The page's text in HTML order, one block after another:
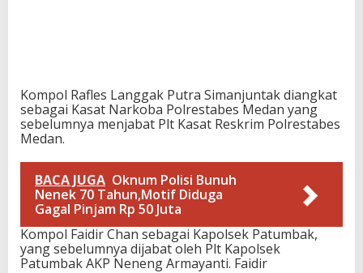
Kompol Rafles Langgak Putra Simanjuntak diangkat
sebagai Kasat Narkoba Polrestabes Medan yang
sebelumnya menjabat Plt Kasat Reskrim Polrestabes
Medan.
BACA JUGA Oknum Polisi Bunuh
Nenek 70 Tahun,Motif Diduga
Gagal Pinjam Rp 50 Juta
Kompol Faidir Chan sebagai Kapolsek Patumbak,
yang sebelumnya dijabat oleh Plt Kapolsek
Patumbak AKP Neneng Armayanti. Faidir